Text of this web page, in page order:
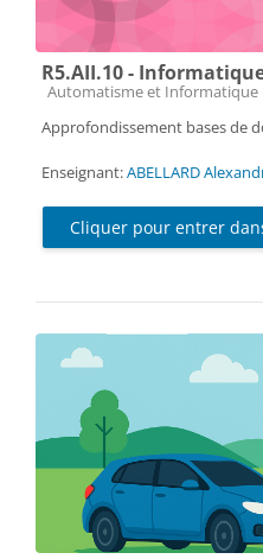
R5.AII.10 -
Catégorie de cours
Automatisme et Informatique
Approfondissement bases de
Enseignant:ABELLARD
Cliquer pour entrer